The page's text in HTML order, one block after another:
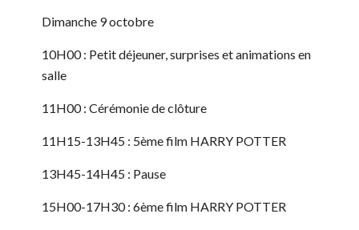
Dimanche 9 octobre
10H00 : Petit déjeuner, surprises et animations en
salle
11H00 : Cérémonie de clôture
11H15-13H45 : 5ème film HARRY POTTER
13H45-14H45 : Pause
15H00-17H30 : 6ème film HARRY POTTER